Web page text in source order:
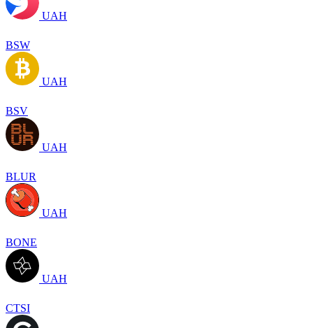
UAH
BSW
UAH
BSV
UAH
BLUR
UAH
BONE
UAH
CTSI